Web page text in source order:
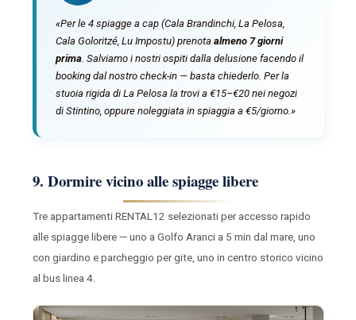
«Per le 4 spiagge a cap (Cala Brandinchi, La Pelosa,
Cala Goloritzé, Lu Impostu) prenota almeno 7 giorni
prima. Salviamo i nostri ospiti dalla delusione facendo il
booking dal nostro check-in — basta chiederlo. Per la
stuoia rigida di La Pelosa la trovi a €15–€20 nei negozi
di Stintino, oppure noleggiata in spiaggia a €5/giorno.»
9. Dormire vicino alle spiagge libere
Tre appartamenti RENTAL12 selezionati per accesso rapido
alle spiagge libere — uno a Golfo Aranci a 5 min dal mare, uno
con giardino e parcheggio per gite, uno in centro storico vicino
al bus linea 4.